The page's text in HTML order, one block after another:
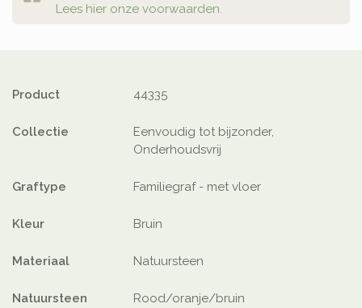
Lees hier onze voorwaarden.
Product 44335
Collectie
Eenvoudig tot bijzonder,
Onderhoudsvrij
Graftype Familiegraf - met vloer
Kleur Bruin
Materiaal Natuursteen
Natuursteen
Rood/oranje/bruin